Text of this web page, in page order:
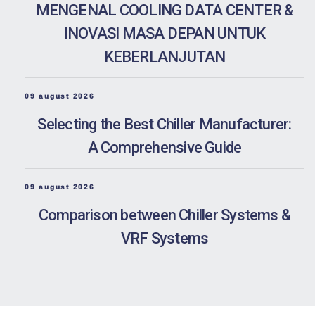
MENGENAL COOLING DATA CENTER &
INOVASI MASA DEPAN UNTUK
KEBERLANJUTAN
09 august 2026
Selecting the Best Chiller Manufacturer:
A Comprehensive Guide
09 august 2026
Comparison between Chiller Systems &
VRF Systems